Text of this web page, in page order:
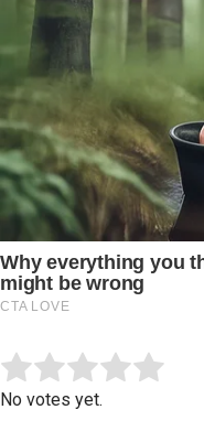
Rate this item:
No votes yet.